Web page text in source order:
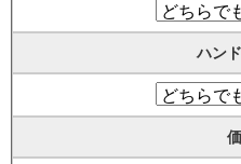
ハン